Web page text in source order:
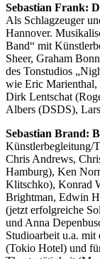
Sebastian Frank:
Als Schlagzeuger
Hannover.
Band“ mit
Sheer, Graham
des Tonstudios
wie Eric Marienthal,
Dirk Lentschat
Albers (DSDS),
Sebastian Brand:
Künstlerbegleitung/
Chris Andrews,
Hamburg), Ken
Klitschko), Konrad
Brightman, Edwin
(jetzt erfolgreiche
und Anna
Studioarbeit u.a. mit
(Tokio Hotel) und